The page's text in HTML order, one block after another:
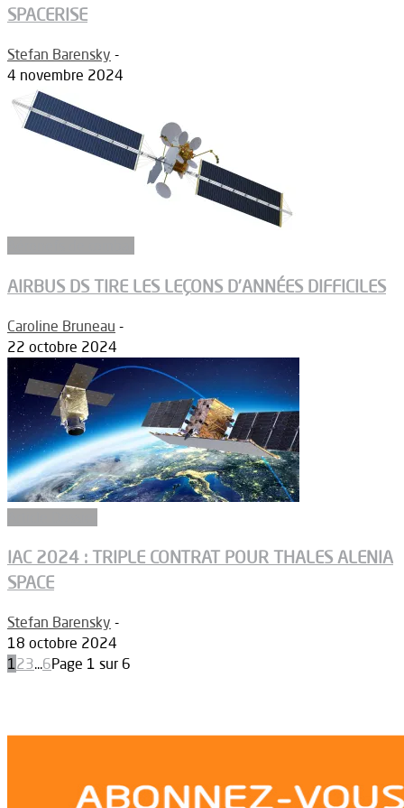
SPACERISE
Stefan Barensky -
4 novembre 2024
AIRBUS DS TIRE LES LEÇONS D’ANNÉES DIFFICILES
Caroline Bruneau -
22 octobre 2024
IAC 2024 : TRIPLE CONTRAT POUR THALES ALENIA
SPACE
Stefan Barensky -
18 octobre 2024
123...6Page 1 sur 6